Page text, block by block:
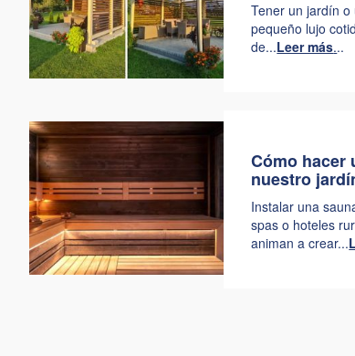
Tener un jardín
pequeño lujo
de...Leer más...
Cómo hacer
nuestro
Instalar una
spas o hoteles
animan a crear...